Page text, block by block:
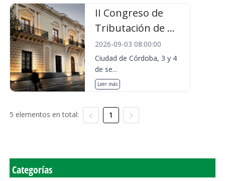
II Congreso de
Tributación de ...
2026-09-03 08:00:00
Ciudad de Córdoba, 3 y 4
de se...
Leer más
5 elementos en total: 1
Categorías